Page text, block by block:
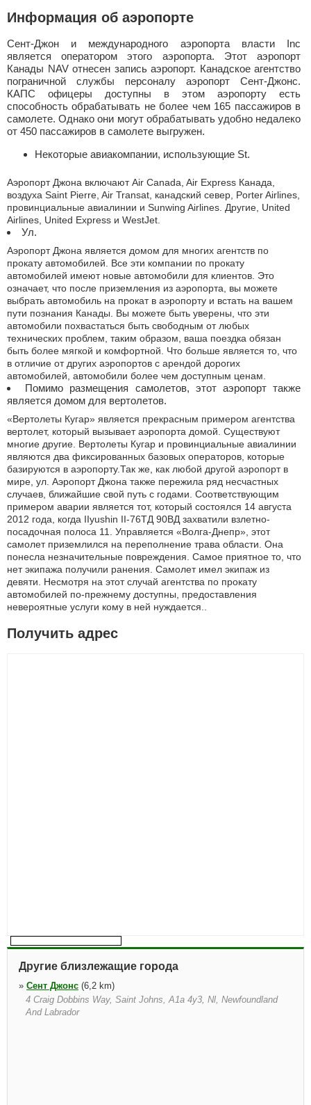
Информация об аэропорте
Сент-Джон и международного аэропорта власти Inc
является оператором этого аэропорта. Этот аэропорт
Канады NAV отнесен запись аэропорт. Канадское агентство
пограничной службы персоналу аэропорт Сент-Джонс.
КАПС офицеры доступны в этом аэропорту есть
способность обрабатывать не более чем 165 пассажиров в
самолете. Однако они могут обрабатывать удобно недалеко
от 450 пассажиров в самолете выгружен.
Некоторые авиакомпании, использующие St.
Аэропорт Джона включают Air Canada, Air Express Канада,
воздуха Saint Pierre, Air Transat, канадский север, Porter Airlines,
провинциальные авиалинии и Sunwing Airlines. Другие, United
Airlines, United Express и WestJet.
Ул.
Аэропорт Джона является домом для многих агентств по
прокату автомобилей. Все эти компании по прокату
автомобилей имеют новые автомобили для клиентов. Это
означает, что после приземления из аэропорта, вы можете
выбрать автомобиль на прокат в аэропорту и встать на вашем
пути познания Канады. Вы можете быть уверены, что эти
автомобили похвастаться быть свободным от любых
технических проблем, таким образом, ваша поездка обязан
быть более мягкой и комфортной. Что больше является то, что
в отличие от других аэропортов с арендой дорогих
автомобилей, автомобили более чем доступным ценам.
Помимо размещения самолетов, этот аэропорт также
является домом для вертолетов.
«Вертолеты Кугар» является прекрасным примером агентства
вертолет, который вызывает аэропорта домой. Существуют
многие другие. Вертолеты Кугар и провинциальные авиалинии
являются два фиксированных базовых операторов, которые
базируются в аэропорту.Так же, как любой другой аэропорт в
мире, ул. Аэропорт Джона также пережила ряд несчастных
случаев, ближайшие свой путь с годами. Соответствующим
примером аварии является тот, который состоялся 14 августа
2012 года, когда IIyushin II-76ТД 90ВД захватили взлетно-
посадочная полоса 11. Управляется «Волга-Днепр», этот
самолет приземлился на переполнение трава области. Она
понесла незначительные повреждения. Самое приятное то, что
нет экипажа получили ранения. Самолет имел экипаж из
девяти. Несмотря на этот случай агентства по прокату
автомобилей по-прежнему доступны, предоставления
невероятные услуги кому в ней нуждается..
Получить адрес
Другие близлежащие города
» Сент Джонс (6,2 km)
4 Craig Dobbins Way, Saint Johns, A1a 4y3, Nl, Newfoundland
And Labrador